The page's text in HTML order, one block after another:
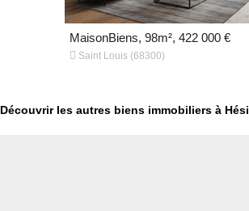
MaisonBiens, 98m², 422 000 €
 Saint Louis (68300)
Découvrir les autres biens immobiliers à